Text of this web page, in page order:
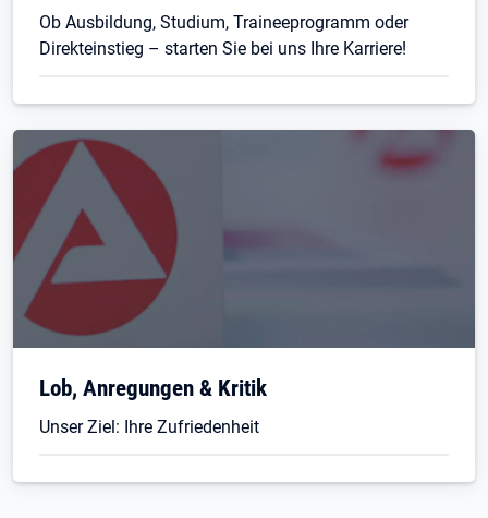
Ob Ausbildung, Studium, Traineeprogramm oder
Direkteinstieg – starten Sie bei uns Ihre Karriere!
Lob, Anregungen & Kritik
Unser Ziel: Ihre Zufriedenheit